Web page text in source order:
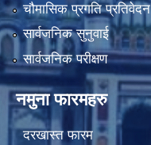
चौमासिक प्रगति प्रतिवेदन
सार्वजनिक सुनुवाई
सार्वजनिक परीक्षण
नमुना फारमहरु
दरखास्त फारम